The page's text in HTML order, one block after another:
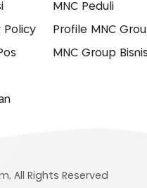
Policy
MNC Peduli
Profile MNC
MNC Group
All Rights Reserved